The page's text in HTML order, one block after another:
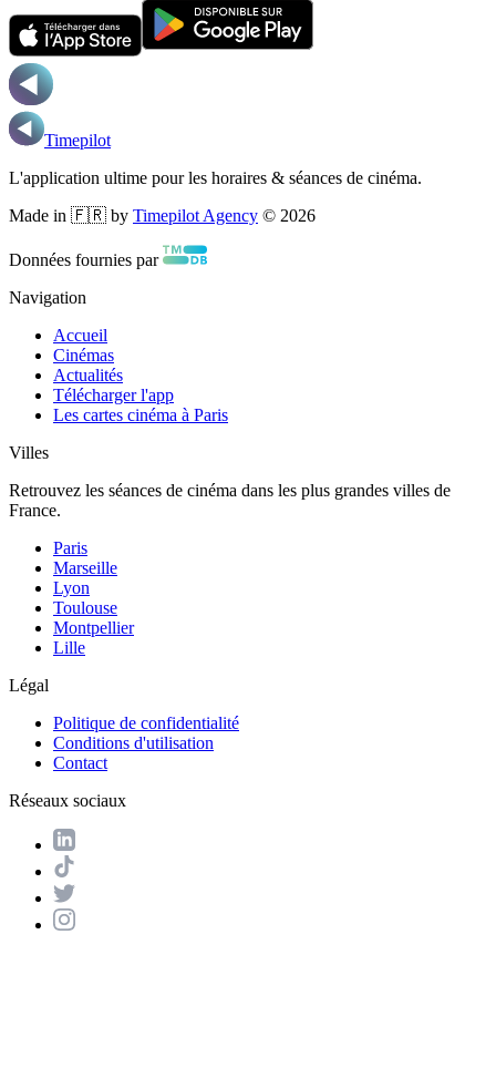
Timepilot
L'application ultime pour les horaires & séances de cinéma.
Made in 🇫🇷 by Timepilot Agency © 2026
Données fournies par
Navigation
Accueil
Cinémas
Actualités
Télécharger l'app
Les cartes cinéma à Paris
Villes
Retrouvez les séances de cinéma dans les plus grandes villes de
France.
Paris
Marseille
Lyon
Toulouse
Montpellier
Lille
Légal
Politique de confidentialité
Conditions d'utilisation
Contact
Réseaux sociaux